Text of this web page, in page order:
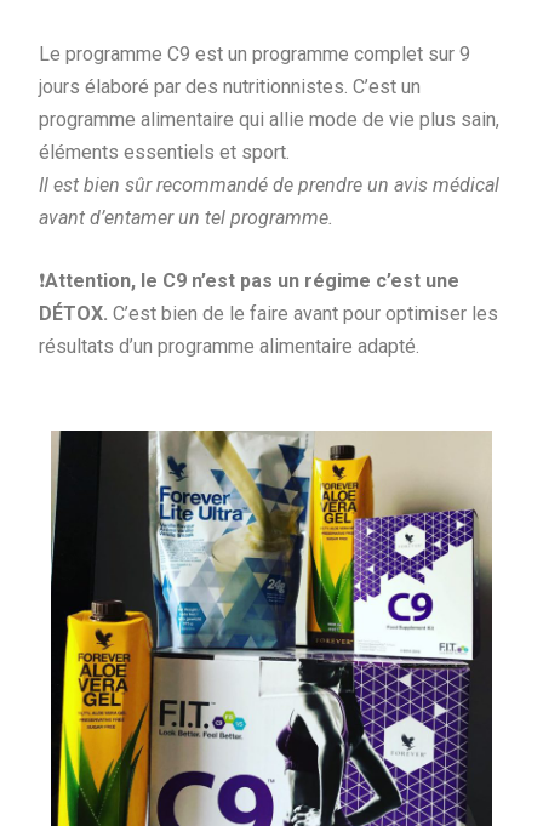
Le programme C9 est un programme complet sur 9
jours élaboré par des nutritionnistes. C’est un
programme alimentaire qui allie mode de vie plus sain,
éléments essentiels et sport.
Il est bien sûr recommandé de prendre un avis médical
avant d’entamer un tel programme.
❗️Attention, le C9 n’est pas un régime c’est une
DÉTOX.C’est bien de le faire avant pour optimiser les
résultats d’un programme alimentaire adapté.